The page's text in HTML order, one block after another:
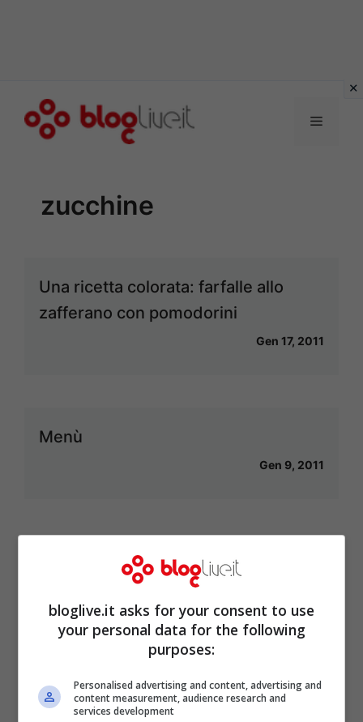
Menu
zucchine
Una ricetta colorata: farfalle allo
zafferano con pomodorini
Gen 17, 2011
Menù
Gen 9, 2011
2
Articoli recenti
battaglia contro la
dipendenza da crack e la
bloglive.it asks for your consent to use
your personal data for the following
purposes:
Personalised advertising and content, advertising and
content measurement, audience research and
services development